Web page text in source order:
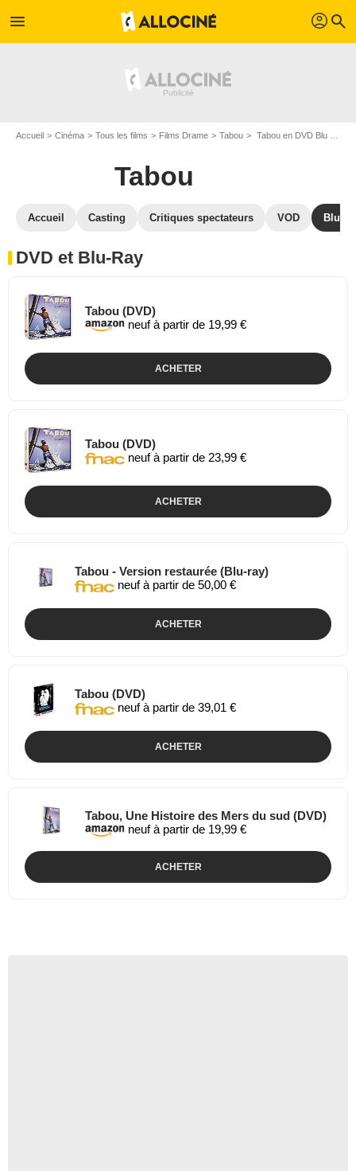
menu profil search
Accueil Cinéma Tous les films Films Drame Tabou Tabou en DVD Blu Ray
Tabou
Accueil Casting Critiques spectateurs VOD Blu-
DVD et Blu-Ray
Tabou (DVD)
neuf à partir de 19,99 €
ACHETER
Tabou (DVD)
neuf à partir de 23,99 €
ACHETER
Tabou - Version restaurée (Blu-ray)
neuf à partir de 50,00 €
ACHETER
Tabou (DVD)
neuf à partir de 39,01 €
ACHETER
Tabou, Une Histoire des Mers du sud (DVD)
neuf à partir de 19,99 €
ACHETER